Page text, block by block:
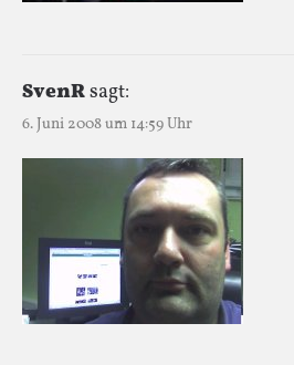
SvenRsagt:
6. Juni 2008 um 14:59 Uhr